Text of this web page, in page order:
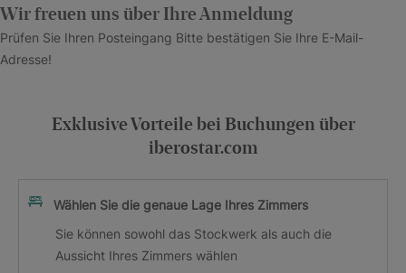
Wir freuen uns über Ihre Anmeldung
Prüfen Sie Ihren Posteingang Bitte bestätigen Sie Ihre E-Mail-
Adresse!
Exklusive Vorteile bei Buchungen über
iberostar.com
Wählen Sie die genaue Lage Ihres Zimmers
Sie können sowohl das Stockwerk als auch die
Aussicht Ihres Zimmers wählen